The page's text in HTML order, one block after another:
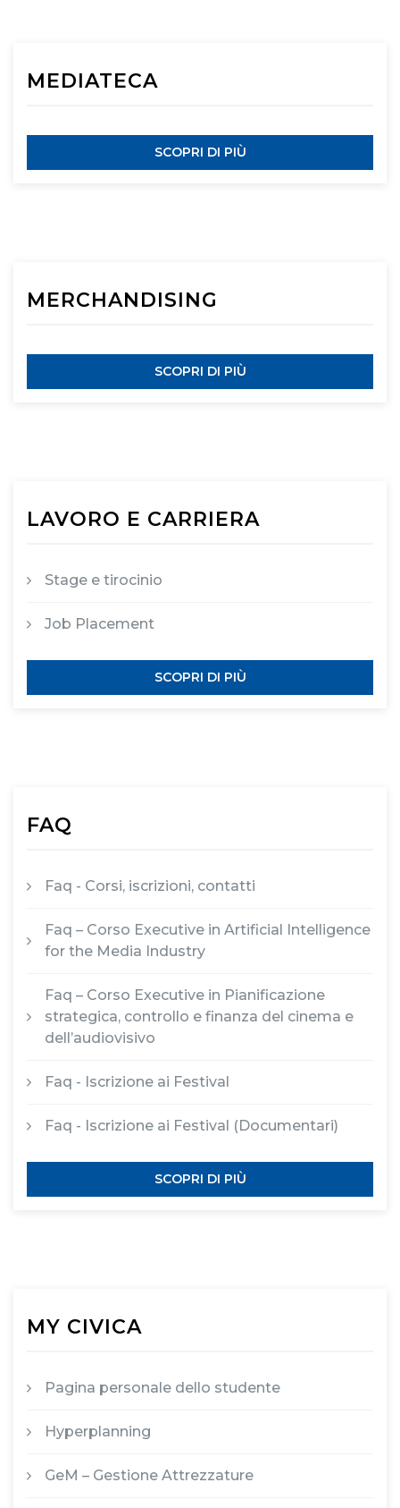
MEDIATECA
SCOPRI DI PIÙ
MERCHANDISING
SCOPRI DI PIÙ
LAVORO E CARRIERA
Stage e tirocinio
Job Placement
SCOPRI DI PIÙ
FAQ
Faq - Corsi, iscrizioni, contatti
Faq – Corso Executive in Artificial Intelligence
for the Media Industry
Faq – Corso Executive in Pianificazione
strategica, controllo e finanza del cinema e
dell’audiovisivo
Faq - Iscrizione ai Festival
Faq - Iscrizione ai Festival (Documentari)
SCOPRI DI PIÙ
MY CIVICA
Pagina personale dello studente
Hyperplanning
GeM – Gestione Attrezzature